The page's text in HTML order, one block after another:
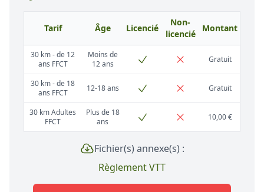
Tarif Âge Licencié
Non-
licencié
Montant
30 km - de 12
ans FFCT
Moins de
12 ans
Gratuit
30 km - de 18
ans FFCT
12-18 ans Gratuit
30 km Adultes
FFCT
Plus de 18
ans
10,00 €
Fichier(s) annexe(s) :
Règlement VTT